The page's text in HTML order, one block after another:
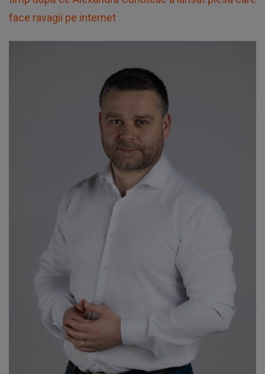
face ravagii pe internet